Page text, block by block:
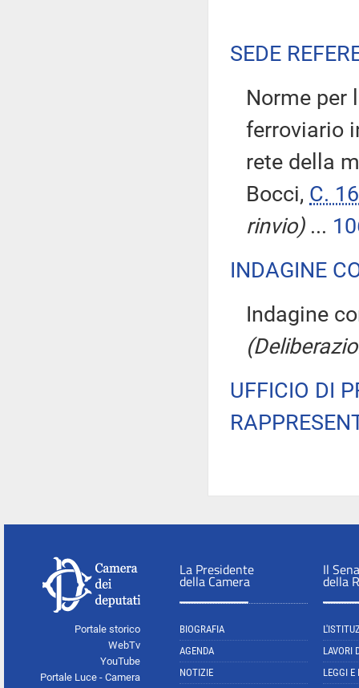
SEDE
Norme per
ferroviario
rete della
Bocci, C.
rinvio)...
INDAGINE
Indagine
UFFICIO DI
Portale storico
WebTv
YouTube
Portale Luce - Camera
La Presidente
della Camera
BIOGRAFIA
AGENDA
NOTIZIE
Il
della
LAVORI
LEGGI E